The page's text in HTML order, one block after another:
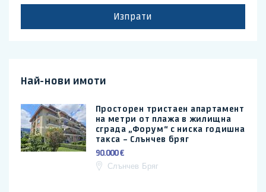
Изпрати
Най-нови имоти
Просторен тристаен апартамент
на метри от плажа в жилищна
сграда „Форум“ с ниска годишна
такса – Слънчев бряг
90.000 €
Слънчев Бряг